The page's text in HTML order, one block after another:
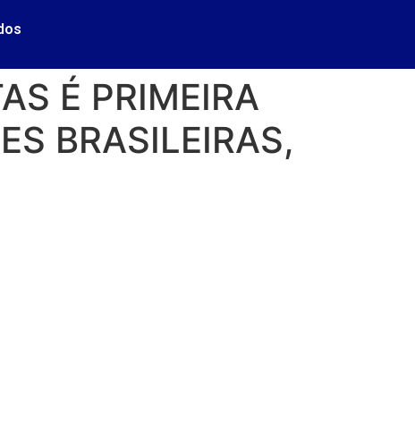
É PRIMEIRA
BRASILEIRAS,